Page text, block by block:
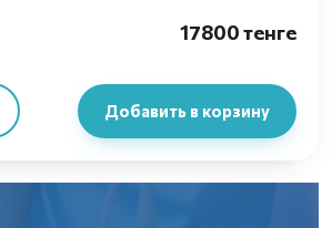
17800 тенге
Добавить в корзину